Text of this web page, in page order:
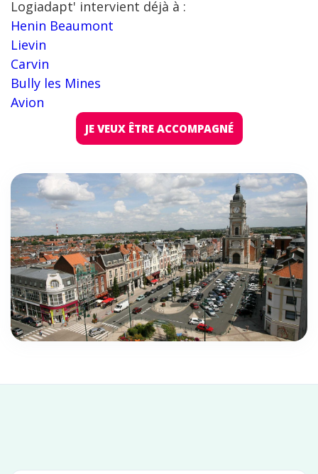
Logiadapt' intervient déjà à :
Henin Beaumont
Lievin
Carvin
Bully les Mines
Avion
JE VEUX ÊTRE ACCOMPAGNÉ